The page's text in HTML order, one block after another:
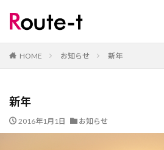
HOME お知らせ 新年
新年
2016年1月1日 お知らせ